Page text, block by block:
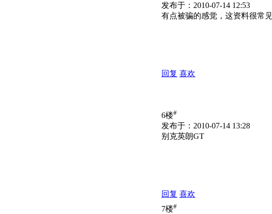
发布于：2010-07-14 12:53
有点被骗的感觉，这资料很常
回复 喜欢
6楼#
发布于：2010-07-14 13:28
别克英朗GT
回复 喜欢
7楼#